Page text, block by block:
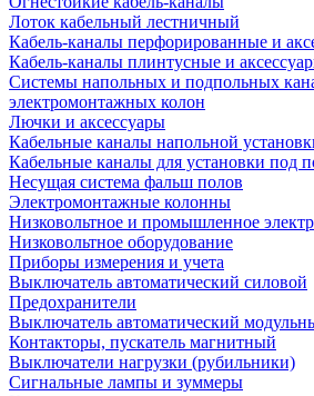
Лоток кабельный лестничный
Кабель-каналы перфорированные и
Кабель-каналы плинтусные и
Системы напольных и подпольных
электромонтажных колон
Лючки и аксессуары
Кабельные каналы напольной
Кабельные каналы для установки под
Несущая система фальш полов
Электромонтажные колонны
Низковольтное и промышленное
Низковольтное оборудование
Приборы измерения и учета
Выключатель автоматический силовой
Предохранители
Выключатель автоматический
Контакторы, пускатель магнитный
Выключатели нагрузки (рубильники)
Сигнальные лампы и зуммеры